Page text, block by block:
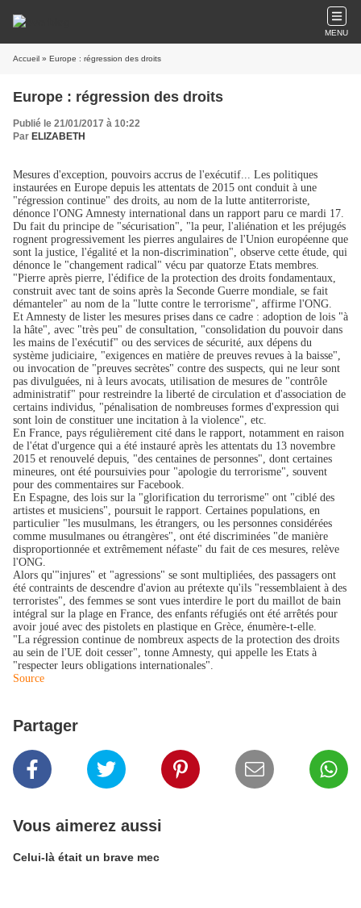
MENU
Accueil » Europe : régression des droits
Europe : régression des droits
Publié le 21/01/2017 à 10:22
Par ELIZABETH
Mesures d'exception, pouvoirs accrus de l'exécutif... Les politiques
instaurées en Europe depuis les attentats de 2015 ont conduit à une
"régression continue" des droits, au nom de la lutte antiterroriste,
dénonce l'ONG Amnesty international dans un rapport paru ce mardi 17.
Du fait du principe de "sécurisation", "la peur, l'aliénation et les préjugés
rognent progressivement les pierres angulaires de l'Union européenne que
sont la justice, l'égalité et la non-discrimination", observe cette étude, qui
dénonce le "changement radical" vécu par quatorze Etats membres.
"Pierre après pierre, l'édifice de la protection des droits fondamentaux,
construit avec tant de soins après la Seconde Guerre mondiale, se fait
démanteler" au nom de la "lutte contre le terrorisme", affirme l'ONG.
Et Amnesty de lister les mesures prises dans ce cadre : adoption de lois "à
la hâte", avec "très peu" de consultation, "consolidation du pouvoir dans
les mains de l'exécutif" ou des services de sécurité, aux dépens du
système judiciaire, "exigences en matière de preuves revues à la baisse",
ou invocation de "preuves secrètes" contre des suspects, qui ne leur sont
pas divulguées, ni à leurs avocats, utilisation de mesures de "contrôle
administratif" pour restreindre la liberté de circulation et d'association de
certains individus, "pénalisation de nombreuses formes d'expression qui
sont loin de constituer une incitation à la violence", etc.
En France, pays régulièrement cité dans le rapport, notamment en raison
de l'état d'urgence qui a été instauré après les attentats du 13 novembre
2015 et renouvelé depuis, "des centaines de personnes", dont certaines
mineures, ont été poursuivies pour "apologie du terrorisme", souvent
pour des commentaires sur Facebook.
En Espagne, des lois sur la "glorification du terrorisme" ont "ciblé des
artistes et musiciens", poursuit le rapport. Certaines populations, en
particulier "les musulmans, les étrangers, ou les personnes considérées
comme musulmanes ou étrangères", ont été discriminées "de manière
disproportionnée et extrêmement néfaste" du fait de ces mesures, relève
l'ONG.
Alors qu'"injures" et "agressions" se sont multipliées, des passagers ont
été contraints de descendre d'avion au prétexte qu'ils "ressemblaient à des
terroristes", des femmes se sont vues interdire le port du maillot de bain
intégral sur la plage en France, des enfants réfugiés ont été arrêtés pour
avoir joué avec des pistolets en plastique en Grèce, énumère-t-elle.
"La régression continue de nombreux aspects de la protection des droits
au sein de l'UE doit cesser", tonne Amnesty, qui appelle les Etats à
"respecter leurs obligations internationales".
Source
Partager
Vous aimerez aussi
Celui-là était un brave mec